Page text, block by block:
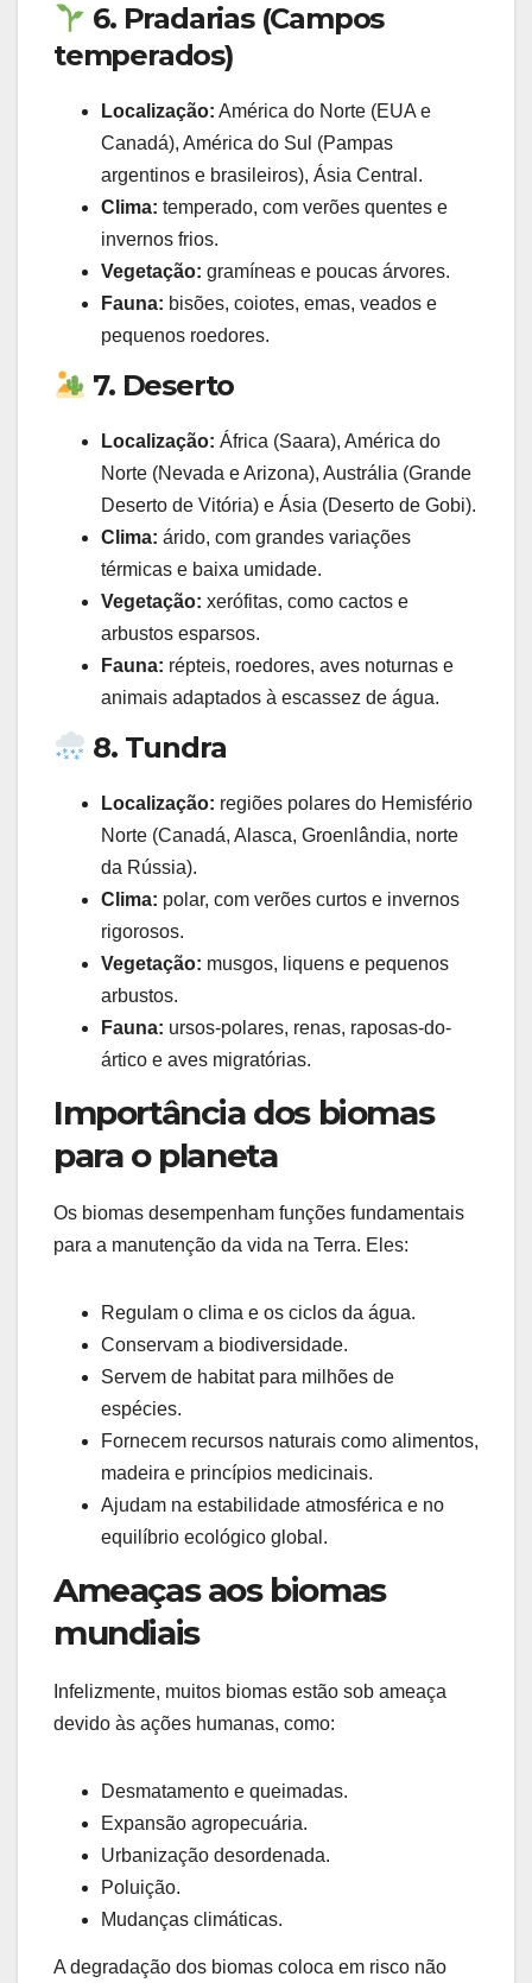
6. Pradarias (Campos
temperados)
Localização: América do Norte (EUA e
Canadá), América do Sul (Pampas
argentinos e brasileiros), Ásia Central.
Clima: temperado, com verões quentes e
invernos frios.
Vegetação: gramíneas e poucas árvores.
Fauna: bisões, coiotes, emas, veados e
pequenos roedores.
7. Deserto
Localização: África (Saara), América do
Norte (Nevada e Arizona), Austrália (Grande
Deserto de Vitória) e Ásia (Deserto de Gobi).
Clima: árido, com grandes variações
térmicas e baixa umidade.
Vegetação: xerófitas, como cactos e
arbustos esparsos.
Fauna: répteis, roedores, aves noturnas e
animais adaptados à escassez de água.
8. Tundra
Localização: regiões polares do Hemisfério
Norte (Canadá, Alasca, Groenlândia, norte
da Rússia).
Clima: polar, com verões curtos e invernos
rigorosos.
Vegetação: musgos, liquens e pequenos
arbustos.
Fauna: ursos-polares, renas, raposas-do-
ártico e aves migratórias.
Importância dos biomas
para o planeta
Os biomas desempenham funções fundamentais
para a manutenção da vida na Terra. Eles:
Regulam o clima e os ciclos da água.
Conservam a biodiversidade.
Servem de habitat para milhões de
espécies.
Fornecem recursos naturais como alimentos,
madeira e princípios medicinais.
Ajudam na estabilidade atmosférica e no
equilíbrio ecológico global.
Ameaças aos biomas
mundiais
Infelizmente, muitos biomas estão sob ameaça
devido às ações humanas, como:
Desmatamento e queimadas.
Expansão agropecuária.
Urbanização desordenada.
Poluição.
Mudanças climáticas.
A degradação dos biomas coloca em risco não